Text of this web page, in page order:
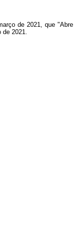
de 2021, que "Abre
de 2021.